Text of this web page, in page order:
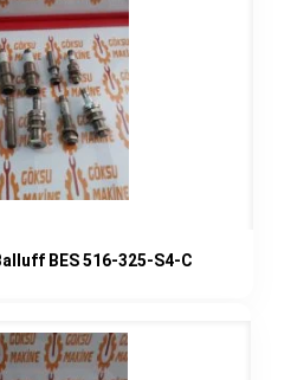
BES 516-325-S4-C